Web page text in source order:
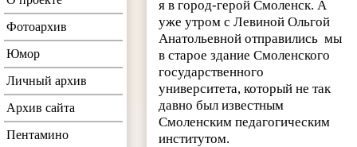
я в город-герой Смоленск. А
уже утром с Левиной Ольгой
Анатольевной отправились мы
в старое здание Смоленского
государственного
университета, который не так
давно был известным
Смоленским педагогическим
институтом.
Фотоархив
Юмор
Личный архив
Архив сайта
Пентамино